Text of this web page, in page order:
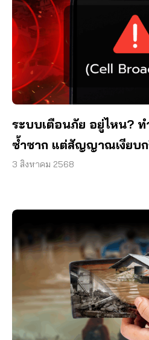
ระบบเตือนภัย อยู่ไหน? ท
ซ้ำซาก แต่สัญญาณเงียบ
3 สิงหาคม 2568